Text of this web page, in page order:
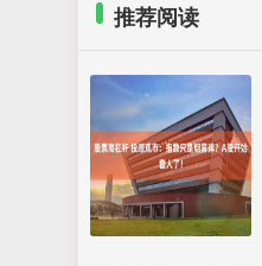
推荐阅读